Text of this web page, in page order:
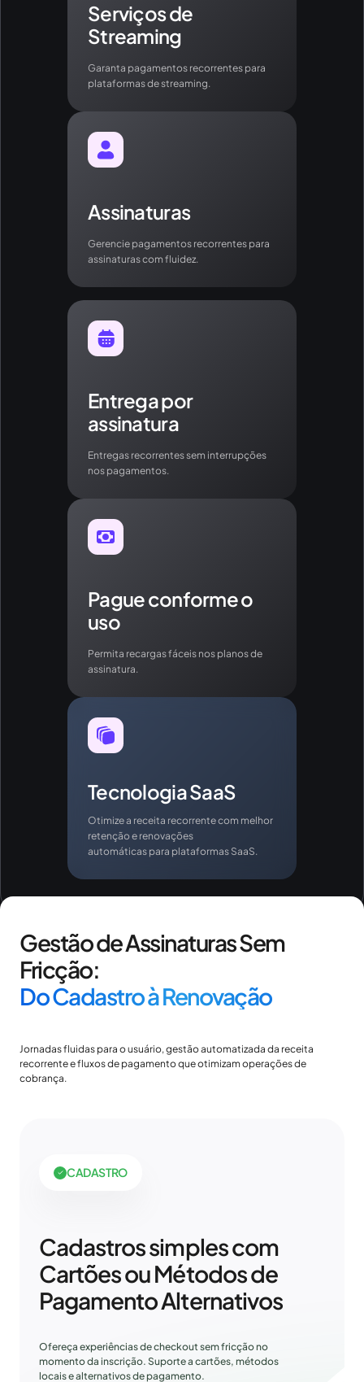
Serviços de
Streaming
Garanta pagamentos recorrentes para
plataformas de streaming.
Assinaturas
Gerencie pagamentos recorrentes para
assinaturas com fluidez.
Entrega por
assinatura
Entregas recorrentes sem interrupções
nos pagamentos.
Pague conforme o
uso
Permita recargas fáceis nos planos de
assinatura.
Tecnologia SaaS
Otimize a receita recorrente com melhor
retenção e renovações
automáticas para plataformas SaaS.
Gestão de Assinaturas Sem
Fricção:
Do Cadastro à Renovação
Jornadas fluidas para o usuário, gestão automatizada da receita
recorrente e fluxos de pagamento que otimizam operações de
cobrança.
CADASTRO
Cadastros simples com
Cartões ou Métodos de
Pagamento Alternativos
Ofereça experiências de checkout sem fricção no
momento da inscrição. Suporte a cartões, métodos
locais e alternativos de pagamento.